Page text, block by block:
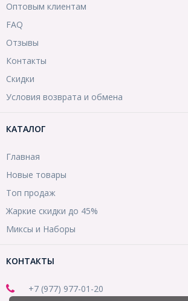
Оптовым клиентам
FAQ
Отзывы
Контакты
Скидки
Условия возврата и обмена
КАТАЛОГ
Главная
Новые товары
Топ продаж
Жаркие скидки до 45%
Миксы и Наборы
КОНТАКТЫ
+7 (977) 977-01-20